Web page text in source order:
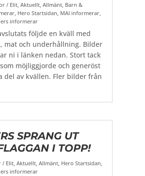
/ Elit, Aktuellt, Allmänt, Barn &
, Hero Startsidan MAI informerar,
informerar
följde en kväll med
mat och underhållning. Bilder
ni i länken nedan. Stort tack
möjliggjorde och generöst
del av kvällen. Fler bilder från
SPRANG UT
I TOPP!
/ Elit, Aktuellt, Allmänt, Hero Startsidan,
informerar